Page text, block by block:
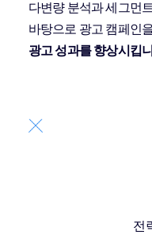
다변량 분석과 세그먼
바탕으로 광고 캠페인
광고 성과를 향상시킵
전